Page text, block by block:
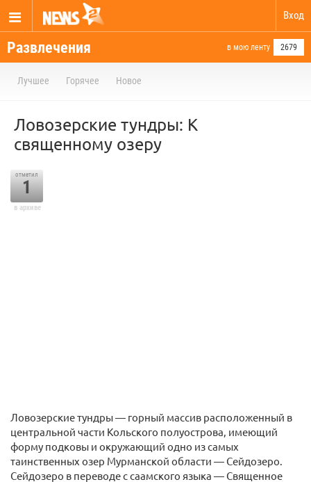
Вход
Развлечения в мою ленту 2679
Лучшее Горячее Новое
Ловозерские тундры: К
священному озеру
отметил
1
в архиве
Ловозерские тундры — горный массив расположенный в
центральной части Кольского полуострова, имеющий
форму подковы и окружающий одно из самых
таинственных озер Мурманской области — Сейдозеро.
Сейдозеро в переводе с саамского языка — Священное